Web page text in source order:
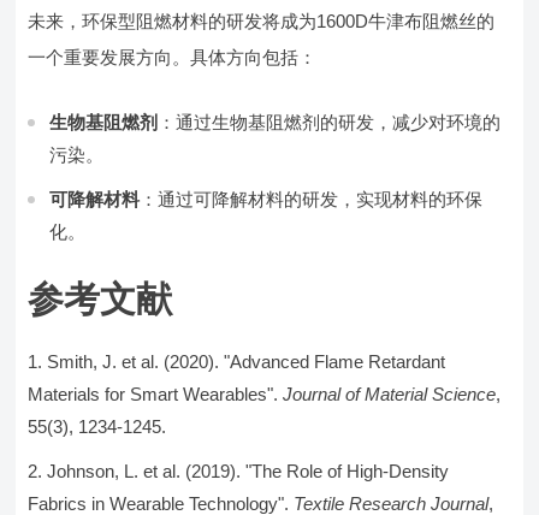
未来，环保型阻燃材料的研发将成为1600D牛津布阻燃丝的
一个重要发展方向。具体方向包括：
生物基阻燃剂 ：通过生物基阻燃剂的研发，减少对环境的
污染。
可降解材料 ：通过可降解材料的研发，实现材料的环保
化。
参考文献
Smith, J. et al. (2020). "Advanced Flame Retardant
Materials for Smart Wearables".Journal of Material Science,
55(3), 1234-1245.
Johnson, L. et al. (2019). "The Role of High-Density
Fabrics in Wearable Technology". Textile Research Journal,